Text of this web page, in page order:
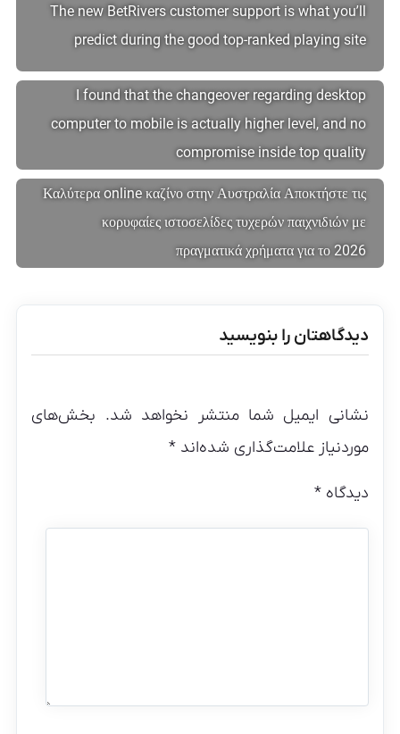
The new BetRivers customer support is what you’ll
predict during the good top-ranked playing site
I found that the changeover regarding desktop
computer to mobile is actually higher level, and no
compromise inside top quality
Καλύτερα online καζίνο στην Αυστραλία Αποκτήστε τις
κορυφαίες ιστοσελίδες τυχερών παιχνιδιών με
πραγματικά χρήματα για το 2026
دیدگاهتان را بنویسید
نشانی ایمیل شما منتشر نخواهد شد. بخش‌های
موردنیاز علامت‌گذاری شده‌اند*
دیدگاه*